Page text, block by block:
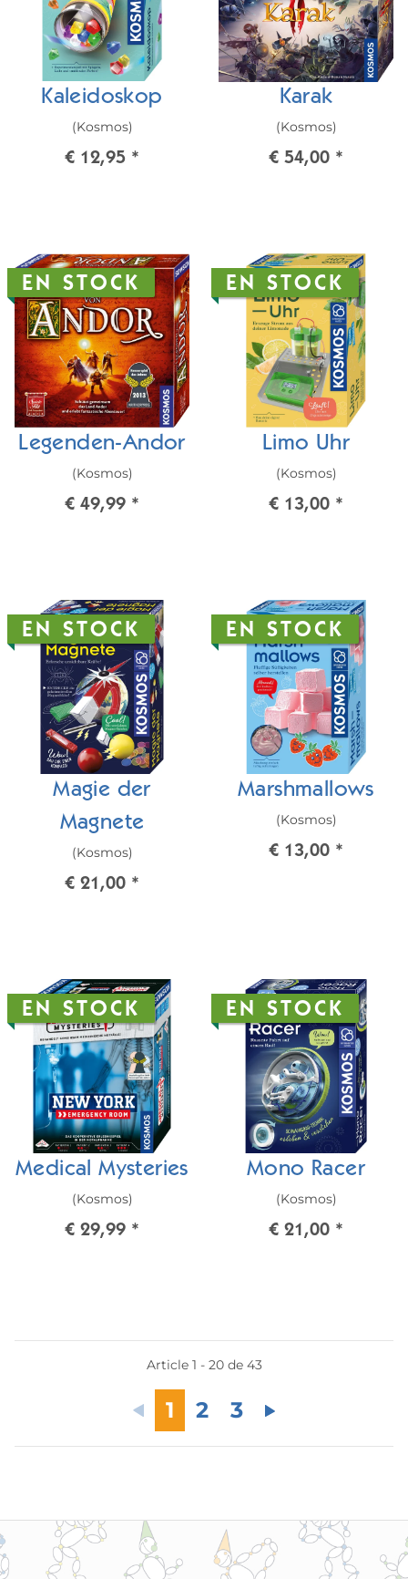
Kaleidoskop
(Kosmos)
€ 12,95 *
Karak
(Kosmos)
€ 54,00 *
EN STOCK
Legenden-Andor
(Kosmos)
€ 49,99 *
EN STOCK
Limo Uhr
(Kosmos)
€ 13,00 *
EN STOCK
Magie der
Magnete
(Kosmos)
€ 21,00 *
EN STOCK
Marshmallows
(Kosmos)
€ 13,00 *
EN STOCK
Medical Mysteries
(Kosmos)
€ 29,99 *
EN STOCK
Mono Racer
(Kosmos)
€ 21,00 *
Article 1 - 20 de 43
1 2 3